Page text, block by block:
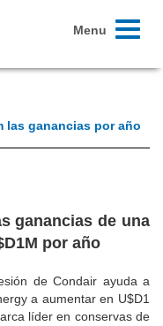
Toggle
Menu
las ganancias por año
ganancias de una
por año
de Condair ayuda a
a aumentar en U$D1
líder en conservas de